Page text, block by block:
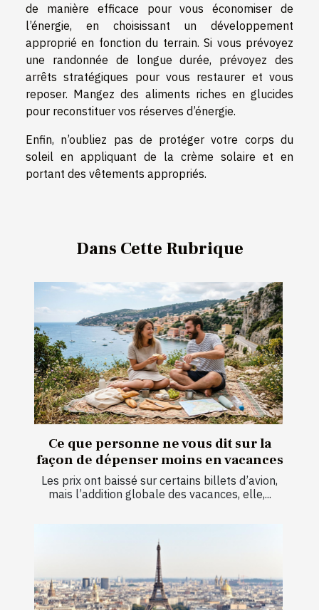
de manière efficace pour vous économiser de
l’énergie, en choisissant un développement
approprié en fonction du terrain. Si vous prévoyez
une randonnée de longue durée, prévoyez des
arrêts stratégiques pour vous restaurer et vous
reposer. Mangez des aliments riches en glucides
pour reconstituer vos réserves d’énergie.
Enfin, n’oubliez pas de protéger votre corps du
soleil en appliquant de la crème solaire et en
portant des vêtements appropriés.
Dans Cette Rubrique
Ce que personne ne vous dit sur la
façon de dépenser moins en vacances
Les prix ont baissé sur certains billets d’avion,
mais l’addition globale des vacances, elle,...